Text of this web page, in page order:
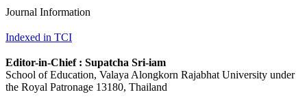
Journal Information
Indexed in TCI
Editor-in-Chief : Supatcha Sri-iam
School of Education, Valaya Alongkorn Rajabhat University under
the Royal Patronage 13180, Thailand